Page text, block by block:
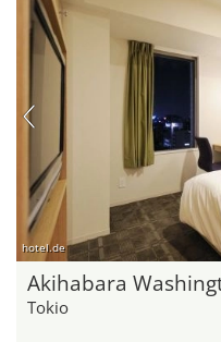
hotel.de
Akihabara
Tokio